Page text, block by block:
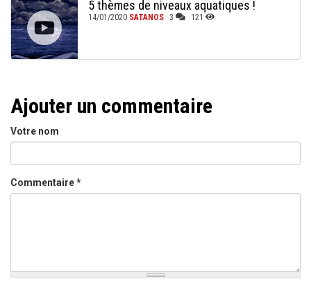
5 thèmes de niveaux aquatiques !
14/01/2020 SATANOS 3 121
Ajouter un commentaire
Votre nom
Commentaire*